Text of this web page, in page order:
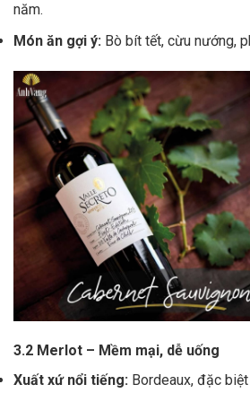
năm.
Món ăn gợi ý: Bò bít tết, cừu nướng,
3.2 Merlot – Mềm mại, dễ uống
Xuất xứ nổi tiếng: Bordeaux, đặc